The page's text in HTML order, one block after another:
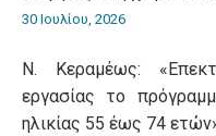
30 Ιουλίου, 2026
Ν. Κεραμέως:
εργασίας το
ηλικίας 55 έως 74